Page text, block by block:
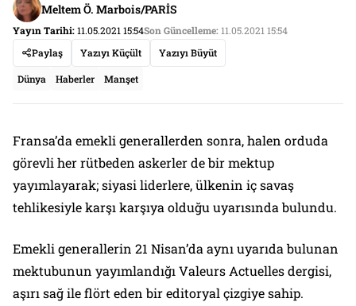
Meltem Ö. Marbois/PARİS
Yayın Tarihi:11.05.2021 15:54Son Güncelleme:11.05.2021 15:54
Paylaş
Yazıyı Küçült Yazıyı Büyüt
Dünya Haberler Manşet
Fransa’da emekli generallerden sonra, halen orduda
görevli her rütbeden askerler de bir mektup
yayımlayarak; siyasi liderlere, ülkenin iç savaş
tehlikesiyle karşı karşıya olduğu uyarısında bulundu.
Emekli generallerin 21 Nisan’da aynı uyarıda bulunan
mektubunun yayımlandığı Valeurs Actuelles dergisi,
aşırı sağ ile flört eden bir editoryal çizgiye sahip.